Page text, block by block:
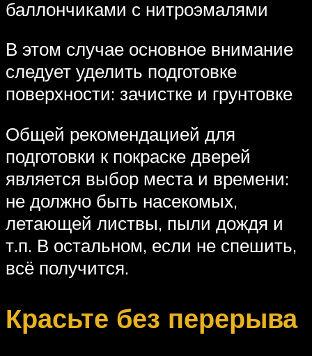
баллончиками с нитроэмалями
В этом случае основное внимание
следует уделить подготовке
поверхности: зачистке и грунтовке
Общей рекомендацией для
подготовки к покраске дверей
является выбор места и времени:
не должно быть насекомых,
летающей листвы, пыли дождя и
т.п. В остальном, если не спешить,
всё получится.
Красьте без перерыва